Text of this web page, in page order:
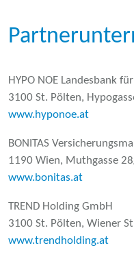
HYPO NOE Landesbank
3100 St. Pölten,
www.hyponoe.at
BONITAS
1190 Wien, Muthgasse
www.bonitas.at
TREND Holding GmbH
3100 St. Pölten, Wiener
www.trendholding.at